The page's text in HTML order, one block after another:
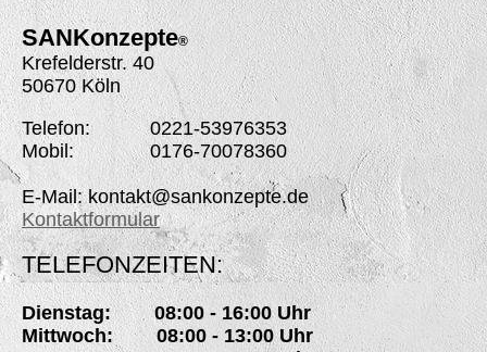
SANKonzepte®
Krefelderstr. 40
50670 Köln
Telefon: 0221-53976353
Mobil: 0176-70078360
E-Mail: kontakt@sankonzepte.de
Kontaktformular
TELEFONZEITEN:
Dienstag: 08:00 - 16:00 Uhr
Mittwoch: 08:00 - 13:00 Uhr